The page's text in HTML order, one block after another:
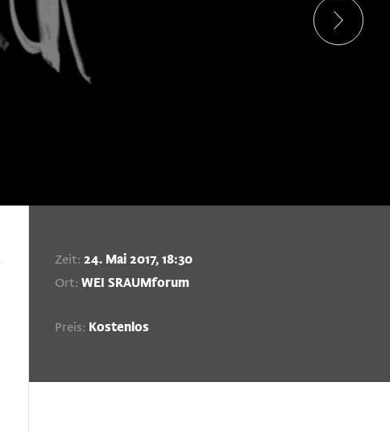
Zeit: 24. Mai 2017, 18:30
Ort: WEI SRAUMforum
Preis: Kostenlos